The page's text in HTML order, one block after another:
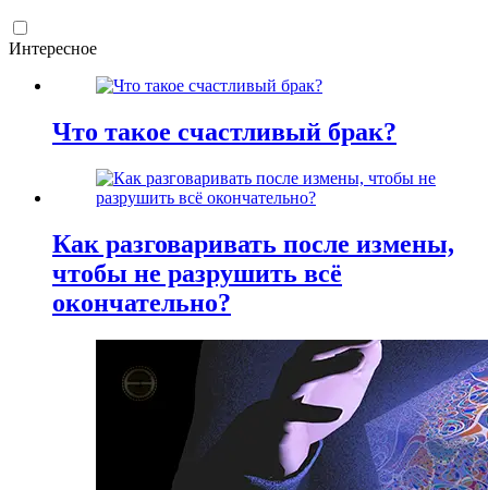
Интересное
Что такое счастливый брак?
Как разговаривать после измены,
чтобы не разрушить всё
окончательно?